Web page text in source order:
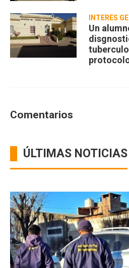
INTERÉS
Un
Comentarios
ÚLTIMAS NOTICIAS